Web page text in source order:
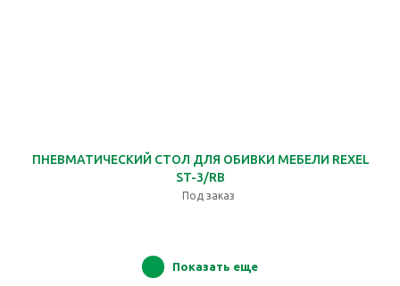
ПНЕВМАТИЧЕСКИЙ СТОЛ ДЛЯ ОБИВКИ МЕБЕЛИ REXEL
ST-3/RB
Под заказ
Показать еще